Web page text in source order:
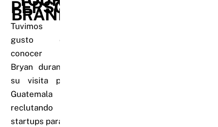
PERSONAL
BRAND
Tuvimos el
gusto de
conocer a
Bryan durante
su visita por
Guatemala
reclutando
startups para…